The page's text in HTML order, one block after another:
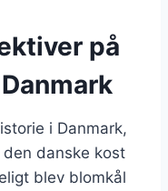
på
i Danmark,
danske kost
blev blomkål